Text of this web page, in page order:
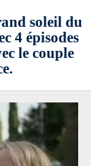
soleil du
4 épisodes
le couple